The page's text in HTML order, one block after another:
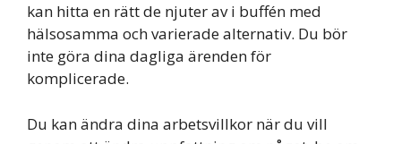
kan hitta en rätt de njuter av i buffén med
hälsosamma och varierade alternativ. Du bör
inte göra dina dagliga ärenden för
komplicerade.
Du kan ändra dina arbetsvillkor när du vill